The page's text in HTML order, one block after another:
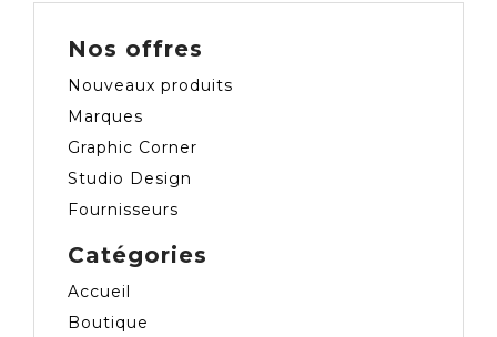
Nos offres
Nouveaux produits
Marques
Graphic Corner
Studio Design
Fournisseurs
Catégories
Accueil
Boutique